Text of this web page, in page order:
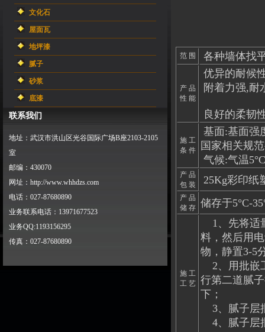
文化石
屋面瓦
地坪漆
腻子
砂浆
底漆
联系我们
地址：武汉市洪山区光谷国际广场B座2103-2105
室
邮编：430070
网址：http://www.whhdzs.com
电话：027-87680890
业务联系电话：13971677523
业务QQ:1193156295
传真：027-87680890
范 围 各种墙体找
产 品
性 能
优异的耐候
附着力强,耐
良好的柔韧
施 工
条 件
基面:基面强
国家相关规
气候:气温
产 品
包 装
25Kg彩印纸
产 品
储 存
储存于5°C-
施 工
工 艺
1、先将适
料，然后用
物，静置3-5
2、用批嵌
行第二道腻
下；
3、腻子层
4、腻子层